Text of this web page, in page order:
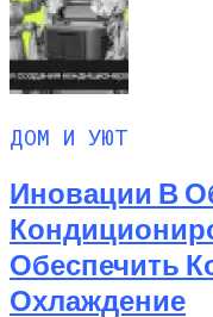
ДОМ И УЮТ
Иновации В
Обеспечить
Охлаждение